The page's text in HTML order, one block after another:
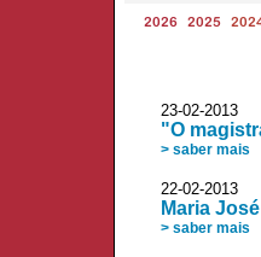
2026 2025
23-02-2013
"O
> saber mais
22-02-
Maria
> saber mais